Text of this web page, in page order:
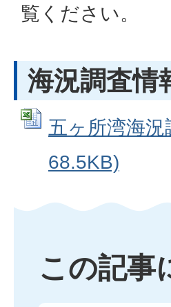
覧ください。
海況調査情
五ヶ所湾海
68.5KB)
この記事